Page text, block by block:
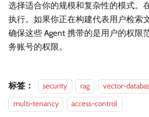
选择适合你的规模和复杂性的模式。
执行。如果你正在构建代表用户检索
确保这些 Agent 携带的是用户的权限
务账号的权限。
标签： security rag
vector-
multi-tenancy
access-control